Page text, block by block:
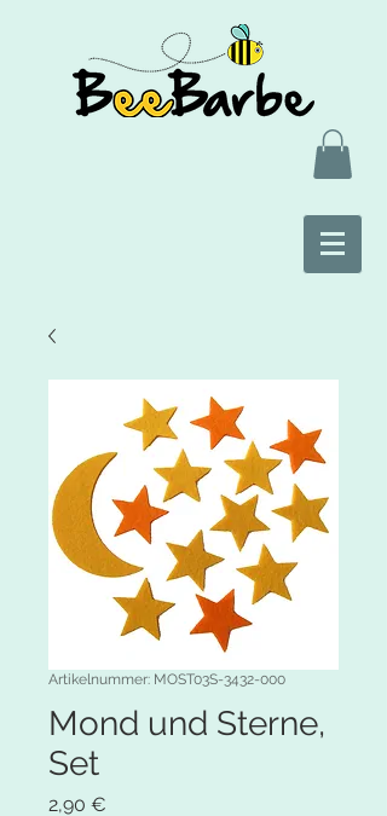
Artikelnummer: MOST03S-3432-000
Mond und Sterne,
Set
2,90 €